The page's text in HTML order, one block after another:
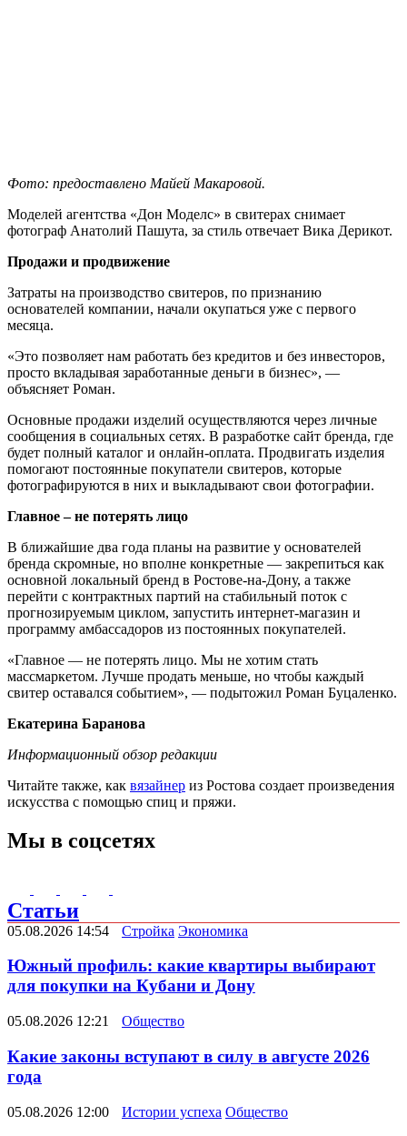
Фото: предоставлено Майей Макаровой.
Моделей агентства «Дон Моделс» в свитерах снимает
фотограф Анатолий Пашута, за стиль отвечает Вика Дерикот.
Продажи и продвижение
Затраты на производство свитеров, по признанию
основателей компании, начали окупаться уже с первого
месяца.
«Это позволяет нам работать без кредитов и без инвесторов,
просто вкладывая заработанные деньги в бизнес», —
объясняет Роман.
Основные продажи изделий осуществляются через личные
сообщения в социальных сетях. В разработке сайт бренда, где
будет полный каталог и онлайн-оплата. Продвигать изделия
помогают постоянные покупатели свитеров, которые
фотографируются в них и выкладывают свои фотографии.
Главное – не потерять лицо
В ближайшие два года планы на развитие у основателей
бренда скромные, но вполне конкретные — закрепиться как
основной локальный бренд в Ростове-на-Дону, а также
перейти с контрактных партий на стабильный поток с
прогнозируемым циклом, запустить интернет-магазин и
программу амбассадоров из постоянных покупателей.
«Главное — не потерять лицо. Мы не хотим стать
массмаркетом. Лучше продать меньше, но чтобы каждый
свитер оставался событием», — подытожил Роман Буцаленко.
Екатерина Баранова
Информационный обзор редакции
Читайте также, как вязайнер из Ростова создает произведения
искусства с помощью спиц и пряжи.
Мы в соцсетях
Статьи
05.08.2026 14:54 Стройка Экономика
Южный профиль: какие квартиры выбирают
для покупки на Кубани и Дону
05.08.2026 12:21 Общество
Какие законы вступают в силу в августе 2026
года
05.08.2026 12:00 Истории успеха Общество